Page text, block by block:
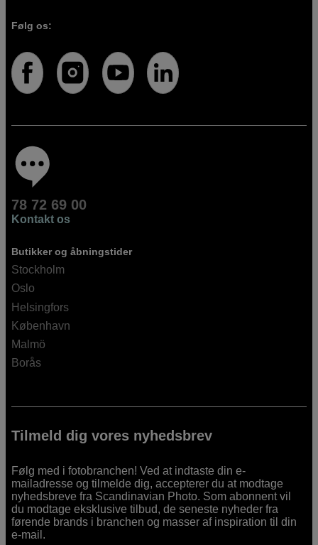
Følg os:
78 72 69 00
Kontakt os
Butikker og åbningstider
Stockholm
Oslo
Helsingfors
København
Malmö
Borås
Tilmeld dig vores nyhedsbrev
Følg med i fotobranchen! Ved at indtaste din e-
mailadresse og tilmelde dig, accepterer du at modtage
nyhedsbreve fra Scandinavian Photo. Som abonnent vil
du modtage eksklusive tilbud, de seneste nyheder fra
førende brands i branchen og masser af inspiration til din
e-mail.